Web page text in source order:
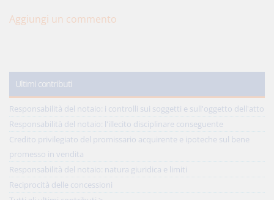
Aggiungi un commento
Ultimi contributi
Responsabilità del notaio: i controlli sui soggetti e sull'oggetto dell'atto
Responsabilità del notaio: l'illecito disciplinare conseguente
Credito privilegiato del promissario acquirente e ipoteche sul bene
promesso in vendita
Responsabilità del notaio: natura giuridica e limiti
Reciprocità delle concessioni